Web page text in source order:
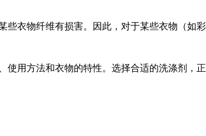
衣物纤维有损害。因此，对于某些衣物（如
方法和衣物的特性。选择合适的洗涤剂，